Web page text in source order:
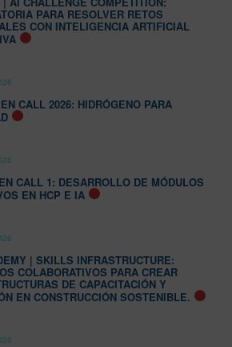
PARA RESOLVER RETOS
CON INTELIGENCIA ARTIFICIAL
CALL 2026: HIDRÓGENO PARA
CALL 1: DESARROLLO DE MÓDULOS
EN HCP E IA
| SKILLS INFRASTRUCTURE:
COLABORATIVOS PARA CREAR
DE CAPACITACIÓN Y
EN CONSTRUCCIÓN SOSTENIBLE.